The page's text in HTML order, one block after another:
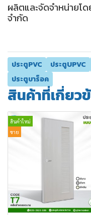
ผลิตและจัดจำหน่ายโ
จำกัด
ประตูPVC ประตูUPVC
ประตูบาร็อค
สินค้าที่เกี่ยว
สินค้าใหม่
ขาย